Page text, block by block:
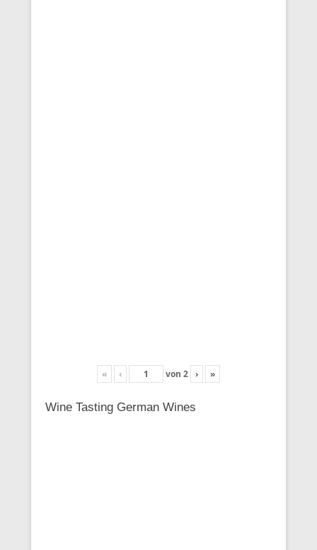
« ‹ von 2 › »
Wine Tasting German Wines